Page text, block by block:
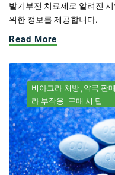
발기부전 치료제로 알려진
위한 정보를 제공합니다.
Read More
비아그라 처방 약국 판
라 부작용 구매 시 팁